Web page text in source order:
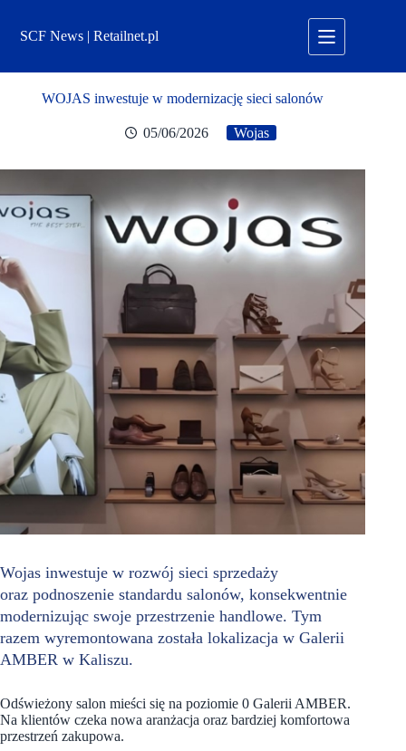
treściSCF News | Retailnet.pl
WOJAS inwestuje w modernizację sieci salonów
05/06/2026 Wojas
Wojas inwestuje w rozwój sieci sprzedaży
oraz podnoszenie standardu salonów, konsekwentnie
modernizując swoje przestrzenie handlowe. Tym
razem wyremontowana została lokalizacja w Galerii
AMBER w Kaliszu.
Odświeżony salon mieści się na poziomie 0 Galerii AMBER.
Na klientów czeka nowa aranżacja oraz bardziej komfortowa
przestrzeń zakupowa.